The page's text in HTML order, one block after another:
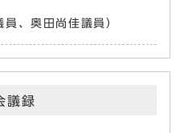
、奥田尚佳議員）
議録